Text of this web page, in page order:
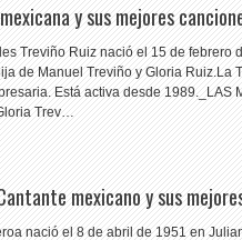
y sus mejores
Treviño Ruiz nació el 15 de febrero
de Manuel Treviño y Gloria Ruiz.La
Está activa desde 1989._LAS
Trev…
mexicano y sus
nació el 8 de abril de 1951 en